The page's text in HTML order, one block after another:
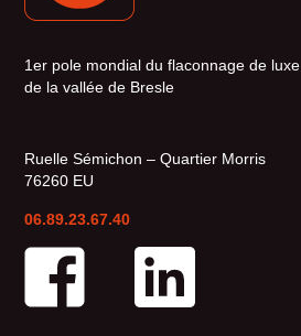
1er pole mondial du flaconnage de luxe,
de la vallée de Bresle
Ruelle Sémichon – Quartier Morris
76260 EU
06.89.23.67.40